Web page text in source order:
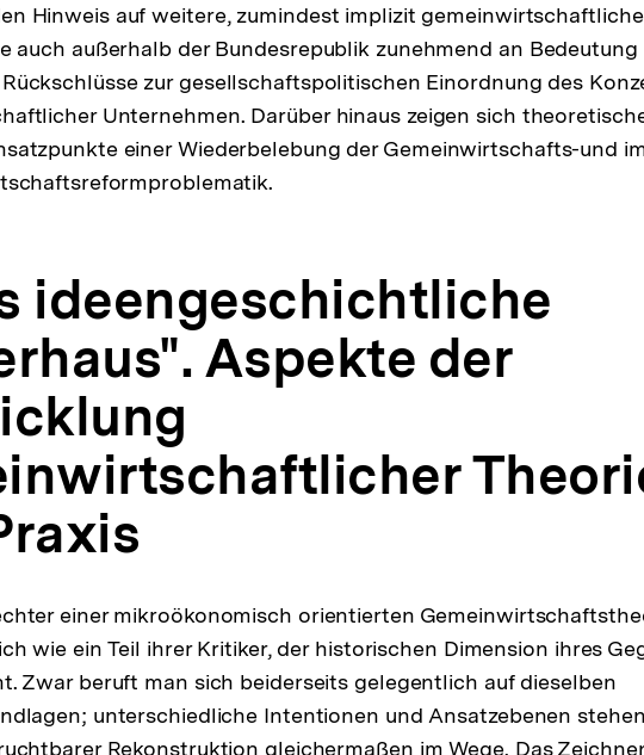
Auflösung
der
Fußnote
Hinweis auf weitere, zumindest implizit gemeinwirtschaftliche
auch außerhalb der Bundesrepublik zunehmend an
zur gesellschaftspolitischen Einordnung des
Unternehmen. Darüber hinaus zeigen sich
einer Wiederbelebung der Gemeinwirtschafts-und
ideengeschichtliche
Aspekte der
einer mikroökonomisch orientierten
wie ein Teil ihrer Kritiker, der historischen Dimension ihres
Zwar beruft man sich beiderseits gelegentlich auf dieselben
unterschiedliche Intentionen und Ansatzebenen
Rekonstruktion gleichermaßen im Wege. Das